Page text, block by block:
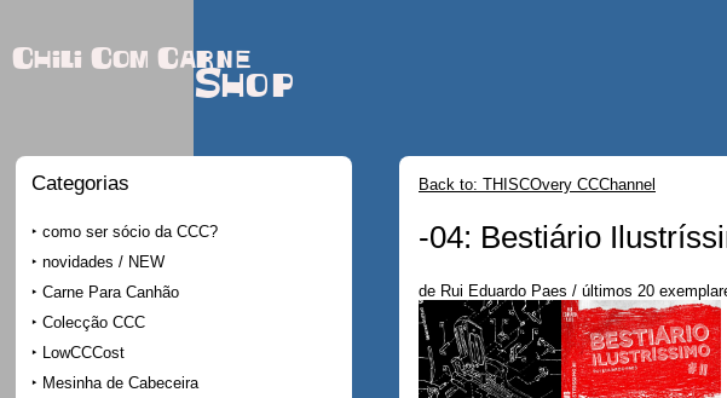
Chili Com Carne
Shop
Categorias
como ser sócio da CCC?
novidades / NEW
Carne Para Canhão
Colecção CCC
LowCCCost
Mesinha de Cabeceira
Back to: THISCOvery CCChannel
-04: Bestiário
de Rui Eduardo Paes / últimos 20